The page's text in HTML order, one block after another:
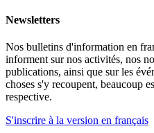
Newsletters
Nos bulletins d'information en
informent sur nos activités, nos
publications, ainsi que sur les
choses s'y recoupent, beaucoup
respective.
S'inscrire à la version en français